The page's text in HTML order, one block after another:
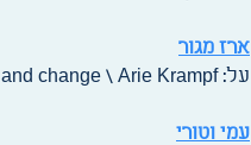
ארז מגור
על: The Israeli path to neoliberalism: The State, continuity and change \ Arie Krampf
עמי וטורי